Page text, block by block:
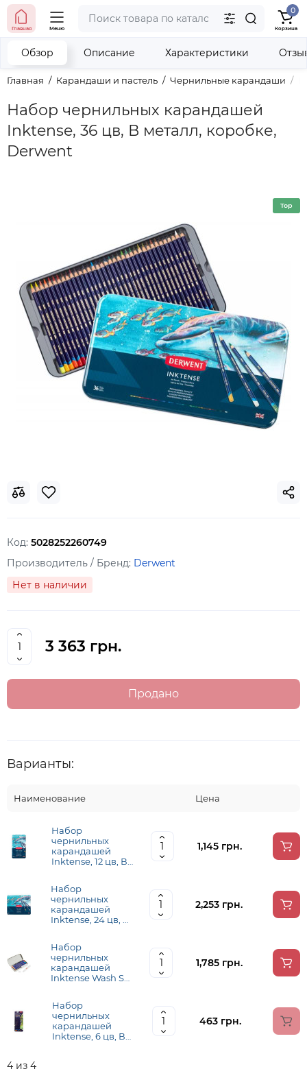
тел. (098) 673-42-06
наши контакты
Главная Меню
0
Корзина
Главная Карандаши и пастель Чернильные карандаши
Набор чернильных карандашей
Inktense, 36 цв, В металл, коробке,
Derwent
Обзор Описание Характеристики
Top
Код: 5028252260749
Производитель / Бренд: Derwent
Нет в наличии
3 363 грн.
Продано
Варианты:
Наименование Цена
Набор
чернильных
карандашей
Inktense, 12 цв, В
1,145 грн.
Набор
чернильных
карандашей
Inktense, 24 цв, В
2,253 грн.
Набор
чернильных
карандашей
Inktense Wash Set
Inktense, кисть з
резервуаром,
спрей для воды),
Derwent
1,785 грн.
Набор
чернильных
карандашей
Inktense, 6 цв, В
463 грн.
4 из 4